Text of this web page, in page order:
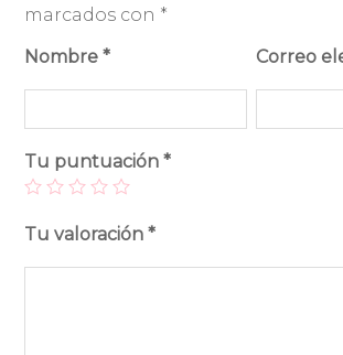
marcados con *
Nombre* Correo
Tu puntuación*
Tu valoración*